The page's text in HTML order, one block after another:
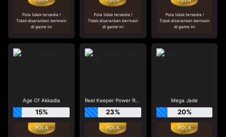
Pola tidak tersedia !
Tidak disarankan bermain
di game ini
Pola tidak tersedia !
Tidak disarankan bermain
di game ini
Pola tidak tersedia !
Tidak disarankan bermain
di game ini
Age Of Akkadia
15%
Reel Keeper Power Reels
23%
Mega Jade
20%